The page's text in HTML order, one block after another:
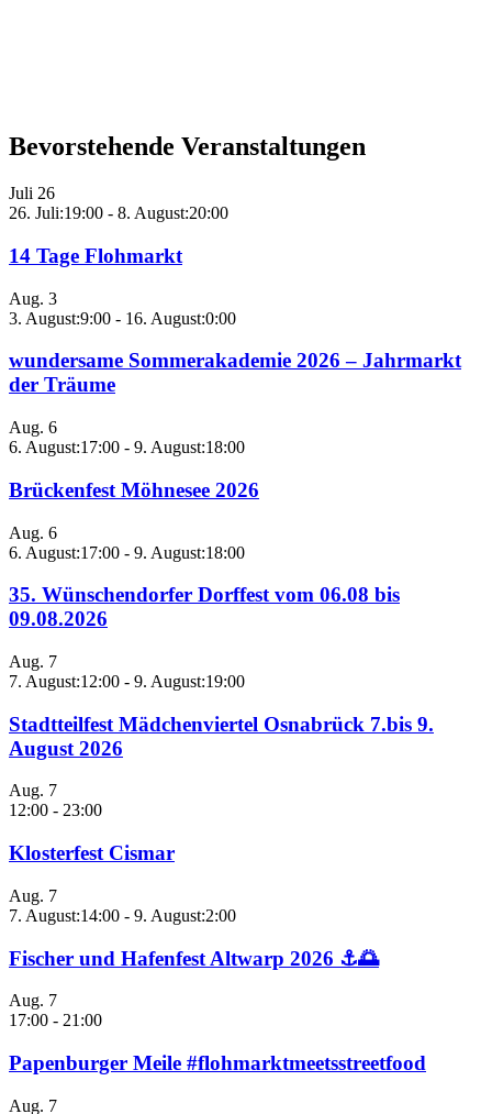
Bevorstehende Veranstaltungen
Juli 26
26. Juli:19:00 - 8. August:20:00
14 Tage Flohmarkt
Aug. 3
3. August:9:00 - 16. August:0:00
wundersame Sommerakademie 2026 – Jahrmarkt
der Träume
Aug. 6
6. August:17:00 - 9. August:18:00
Brückenfest Möhnesee 2026
Aug. 6
6. August:17:00 - 9. August:18:00
35. Wünschendorfer Dorffest vom 06.08 bis
09.08.2026
Aug. 7
7. August:12:00 - 9. August:19:00
Stadtteilfest Mädchenviertel Osnabrück 7.bis 9.
August 2026
Aug. 7
12:00 - 23:00
Klosterfest Cismar
Aug. 7
7. August:14:00 - 9. August:2:00
Fischer und Hafenfest Altwarp 2026 ⚓🌅
Aug. 7
17:00 - 21:00
Papenburger Meile #flohmarktmeetsstreetfood
Aug. 7